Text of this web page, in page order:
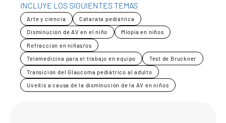
INCLUYE LOS SIGUIENTES TEMAS
Arte y ciencia Catarata pediátrica
Disminución de AV en el niño Miopía en niños
Refracción en niñas/os
Telemedicina para el trabajo en equipo Test de Bruckner
Transición del Glaucoma pediátrico al adulto
Uveítis a causa de la disminución de la AV en niños